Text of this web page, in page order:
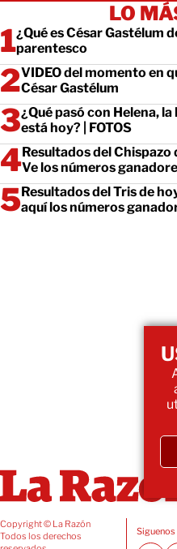
LO
¿Qué es César Gastélum
parentesco
VIDEO del momento en
César Gastélum
¿Qué pasó con Helena,
está hoy? | FOTOS
Resultados del
Ve los números
Resultados del Tris de
aquí los números
Copyright © La Razón
Todos los derechos
Siguenos